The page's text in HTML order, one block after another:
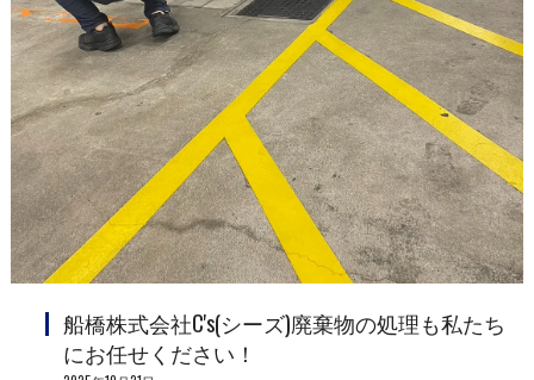
船橋株式会社C's(シーズ)廃棄物の処理も私たち
にお任せください！